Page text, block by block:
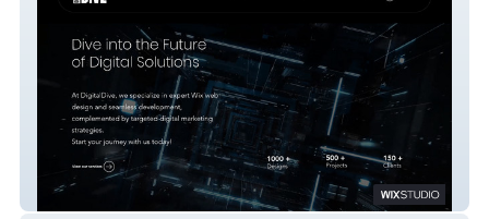
Digitaldive